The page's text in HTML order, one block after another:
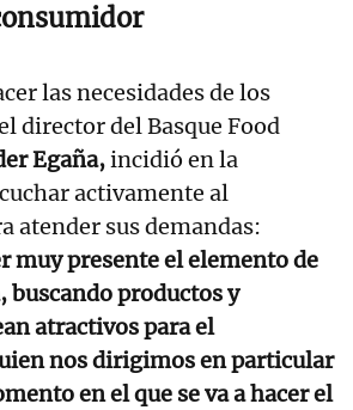
las necesidades de los
director del Basque Food
Egaña,incidió en la
activamente al
atender sus demandas:
muy presente el elemento de
buscando productos y
atractivos para el
nos dirigimos en particular
en el que se va a hacer el